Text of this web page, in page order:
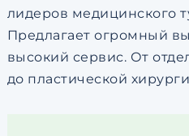
лидеров медицинского
Предлагает огромный
высокий сервис. От
до пластической